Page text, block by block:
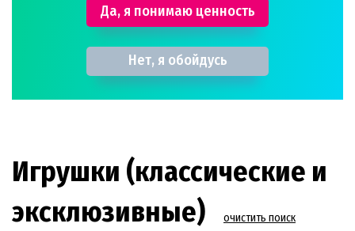
Да, я понимаю ценность
Нет, я обойдусь
Игрушки (классические и
эксклюзивные)
очистить поиск